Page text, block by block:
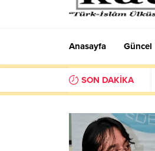
Anasayfa Güncel
SON DAKİKA